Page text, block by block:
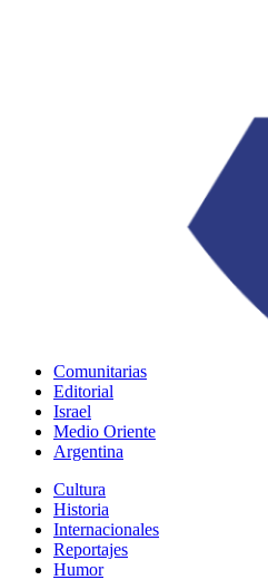
Comunitarias
Editorial
Israel
Medio Oriente
Argentina
Cultura
Historia
Internacionales
Reportajes
Humor